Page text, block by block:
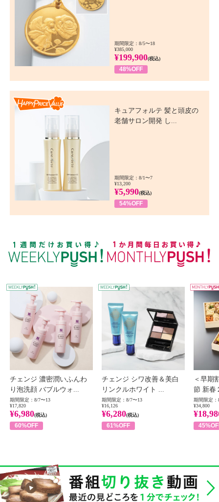
期間限定：8/5〜18
¥385,000
¥199,900(税込)
48%OFF
キュアフォルテ 髪と頭皮の
老舗サロン開発 し...
期間限定：8/1〜7
¥13,200
¥5,990(税込)
54%OFF
WEEKLY PUSH
チェンジ 濃密潤いふんわ
り泡洗顔 バブルウォ...
期間限定：8/7〜13
¥17,820
¥6,980(税込)
60%OFF
チェンジ シワ改善＆美白
リンクルホワイト ...
期間限定：8/7〜13
¥16,126
¥6,280(税込)
61%OFF
＜早期
節 新春
期間限定：
¥34,800